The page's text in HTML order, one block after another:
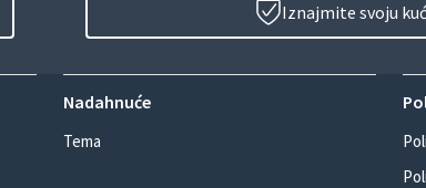
Iznajmite svoju
Nadahnuće
Tema